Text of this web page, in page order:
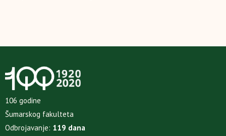
106 godine
Šumarskog fakulteta
Odbrojavanje: 119 dana